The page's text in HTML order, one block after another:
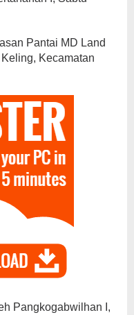
Pantai MD Land
Kecamatan
Pangkogabwilhan I,